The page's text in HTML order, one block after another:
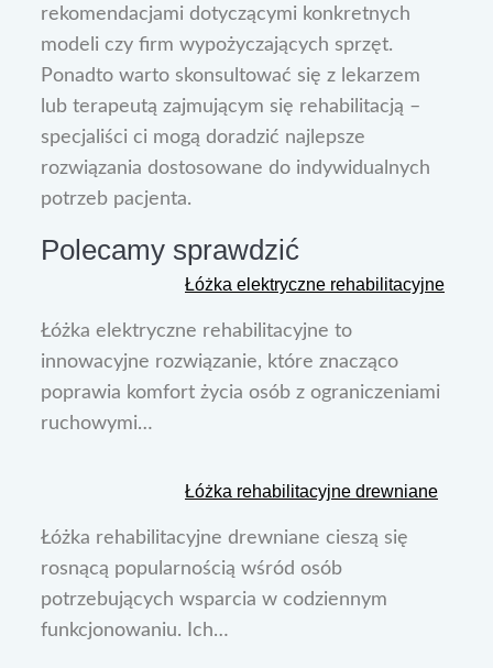
rekomendacjami dotyczącymi konkretnych
modeli czy firm wypożyczających sprzęt.
Ponadto warto skonsultować się z lekarzem
lub terapeutą zajmującym się rehabilitacją –
specjaliści ci mogą doradzić najlepsze
rozwiązania dostosowane do indywidualnych
potrzeb pacjenta.
Polecamy sprawdzić
Łóżka elektryczne rehabilitacyjne
Łóżka elektryczne rehabilitacyjne to
innowacyjne rozwiązanie, które znacząco
poprawia komfort życia osób z ograniczeniami
ruchowymi…
Łóżka rehabilitacyjne drewniane
Łóżka rehabilitacyjne drewniane cieszą się
rosnącą popularnością wśród osób
potrzebujących wsparcia w codziennym
funkcjonowaniu. Ich…